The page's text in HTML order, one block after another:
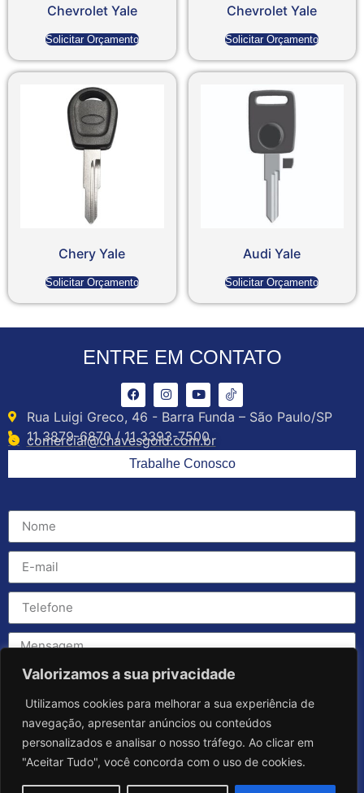
Valorizamos a sua privacidade
Utilizamos cookies para melhorar a sua experiência de
navegação, apresentar anúncios ou conteúdos
personalizados e analisar o nosso tráfego. Ao clicar em
"Aceitar Tudo", você concorda com o uso de cookies.
Chevrolet Yale
Solicitar Orçamento
Chevrolet Yale
Solicitar Orçamento
Chery Yale
Solicitar Orçamento
Audi Yale
Solicitar Orçamento
ENTRE EM CONTATO
Rua Luigi Greco, 46 - Barra Funda – São Paulo/SP
11 3879-6870 / 11 3393-7500
comercial@chavesgold.com.br
Trabalhe Conosco